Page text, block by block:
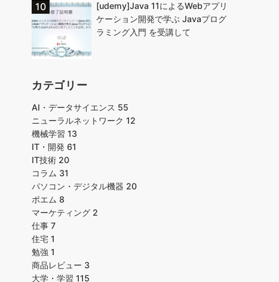
[udemy]Java 11によるWebアプリ
ケーション開発で学ぶ Javaプログ
ラミング入門 を受講して
カテゴリー
AI・データサイエンス 55
ニューラルネットワーク 12
機械学習 13
IT・開発 61
IT技術 20
コラム 31
パソコン・デジタル機器 20
ポエム 8
マーケティング 2
仕事 7
住宅 1
勉強 1
商品レビュー 3
大学・学習 115